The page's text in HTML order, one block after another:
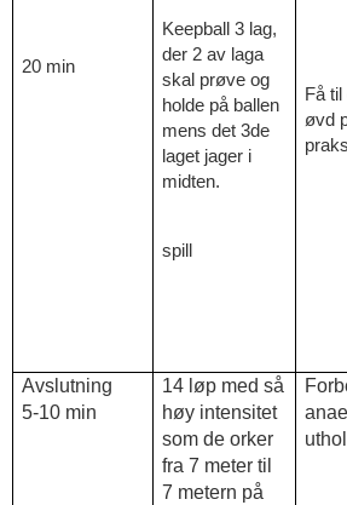
20 min
Keepball 3 lag,
der 2 av laga
skal prøve og
holde på ballen
mens det 3de
laget jager i
midten.
spill
Få
øvd
Avslutning
5-10 min
14 løp med så
høy intensitet
som de orker
fra 7 meter til
7 metern på